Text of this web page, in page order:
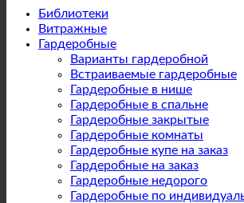
Библиотеки
Витражные
Гардеробные
Варианты гардеробной
Встраиваемые гардеробные
Гардеробные в нише
Гардеробные в спальне
Гардеробные закрытые
Гардеробные комнаты
Гардеробные купе на заказ
Гардеробные на заказ
Гардеробные недорого
Гардеробные по